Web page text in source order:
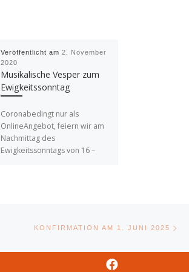
Veröffentlicht am2. November
2020
Musikalische Vesper zum
Ewigkeitssonntag
Coronabedingt nur als
OnlineAngebot, feiern wir am
Nachmittag des
Ewigkeitssonntags von 16 –
KONFIRMATION AM 1. JUNI 2025